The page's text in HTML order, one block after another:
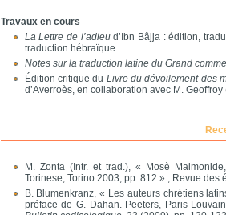
Travaux en cours
La Lettre de l’adieud’Ibn Bâjja : édition,
traduction hébraïque.
Notes sur la traduction latine du Grand
Édition critique du Livre du dévoilement des
d’Averroès, en collaboration avec M. Geoffroy
M. Zonta (Intr. et trad.), « Mosè
Torinese, Torino 2003, pp. 812 » ; Revue
B. Blumenkranz, « Les auteurs chrétiens
préface de G. Dahan. Peeters, Paris-